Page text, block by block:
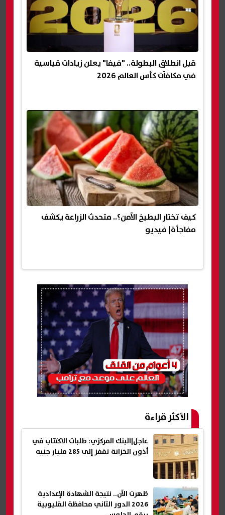
قبل انطلاق البطولة.. "فيفا" يعلن زيادات قياسية
في مكافآت كأس العالم 2026
كيف تختار البطيخ الآمن؟.. متحدث الزراعة يكشف
مفاجأة| فيديو
الأكثر قراءة
عاجل|البنك المركزي: طلبات الاكتتاب في
أذون الخزانة تقفز إلى 285 مليار جنيه
ظهرت الآن.. نتيجة الشهادة الإعدادية
2026 الدور الثاني محافظة القليوبية